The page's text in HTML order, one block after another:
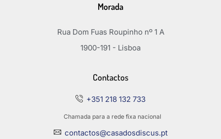
Morada
Rua Dom Fuas Roupinho nº 1 A
1900-191 - Lisboa
Contactos
+351 218 132 733
Chamada para a rede fixa nacional
contactos@casadosdiscus.pt